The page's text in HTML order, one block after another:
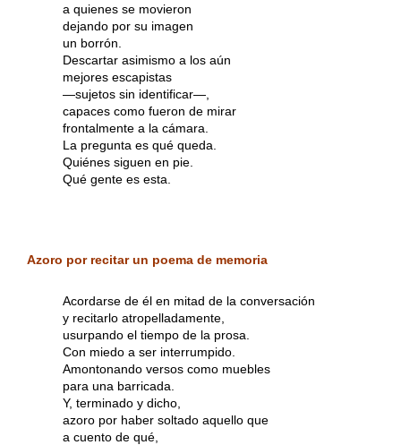
a quienes se movieron
dejando por su imagen
un borrón.
Descartar asimismo a los aún
mejores escapistas
—sujetos sin identificar—,
capaces como fueron de mirar
frontalmente a la cámara.
La pregunta es qué queda.
Quiénes siguen en pie.
Qué gente es esta.
Azoro por recitar un poema de memoria
Acordarse de él en mitad de la conversación
y recitarlo atropelladamente,
usurpando el tiempo de la prosa.
Con miedo a ser interrumpido.
Amontonando versos como muebles
para una barricada.
Y, terminado y dicho,
azoro por haber soltado aquello que
a cuento de qué,